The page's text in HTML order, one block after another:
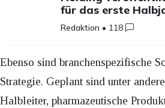
für das erste
Redaktion • 118
Ebenso sind branchenspezifische
Strategie. Geplant sind unter
Halbleiter, pharmazeutische